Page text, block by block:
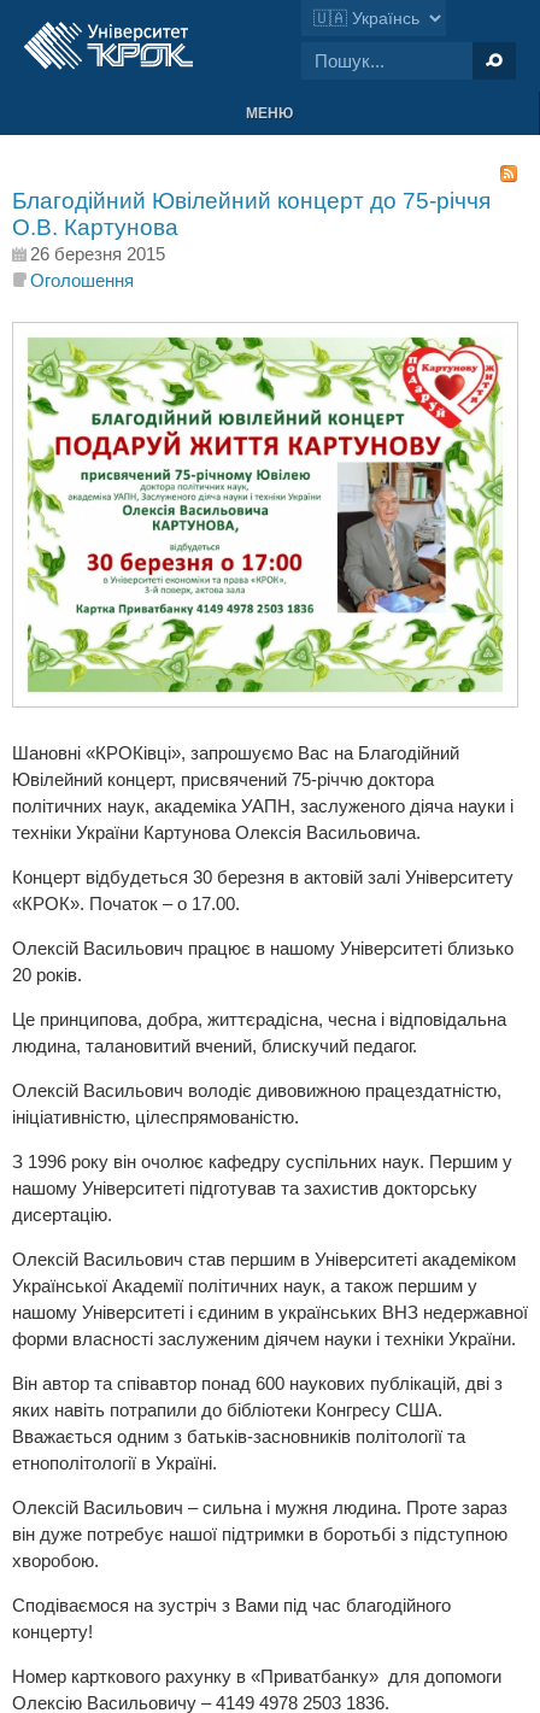
МЕНЮ
Благодійний Ювілейний концерт до 75-річчя
О.В. Картунова
26 березня 2015
Оголошення
Шановні «КРОКівці», запрошуємо Вас на Благодійний
Ювілейний концерт, присвячений 75-річчю доктора
політичних наук, академіка УАПН, заслуженого діяча науки і
техніки України Картунова Олексія Васильовича.
Концерт відбудеться 30 березня в актовій залі Університету
«КРОК». Початок – о 17.00.
Олексій Васильович працює в нашому Університеті близько
20 років.
Це принципова, добра, життєрадісна, чесна і відповідальна
людина, талановитий вчений, блискучий педагог.
Олексій Васильович володіє дивовижною працездатністю,
ініціативністю, цілеспрямованістю.
З 1996 року він очолює кафедру суспільних наук. Першим у
нашому Університеті підготував та захистив докторську
дисертацію.
Олексій Васильович став першим в Університеті академіком
Української Академії політичних наук, а також першим у
нашому Університеті і єдиним в українських ВНЗ недержавної
форми власності заслуженим діячем науки і техніки України.
Він автор та співавтор понад 600 наукових публікацій, дві з
яких навіть потрапили до бібліотеки Конгресу США.
Вважається одним з батьків-засновників політології та
етнополітології в Україні.
Олексій Васильович – сильна і мужня людина. Проте зараз
він дуже потребує нашої підтримки в боротьбі з підступною
хворобою.
Сподіваємося на зустріч з Вами під час благодійного
концерту!
Номер карткового рахунку в «Приватбанку» для допомоги
Олексію Васильовичу – 4149 4978 2503 1836.